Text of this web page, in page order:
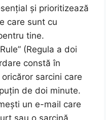
și prioritizează
care sunt cu
tine.
(Regula a doi
constă în
sarcini care
de doi minute.
un e-mail care
sau o sarcină